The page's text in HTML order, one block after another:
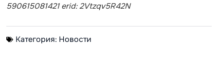
590615081421 erid: 2Vtzqv5R42N
Категория: Новости